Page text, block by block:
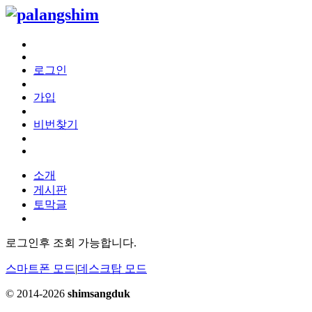
로그인
가입
비번찾기
소개
게시판
토막글
로그인후 조회 가능합니다.
스마트폰 모드|데스크탑 모드
© 2014-2026 shimsangduk